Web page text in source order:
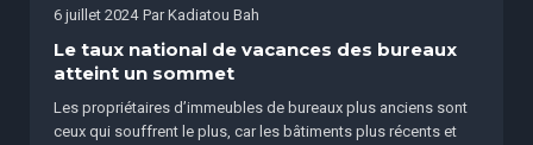
6 juillet 2024 Par Kadiatou Bah
Le taux national de vacances des bureaux
atteint un sommet
Les propriétaires d’immeubles de bureaux plus anciens sont
ceux qui souffrent le plus, car les bâtiments plus récents et